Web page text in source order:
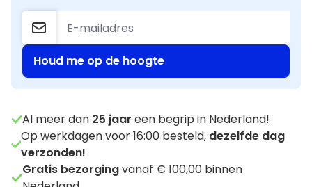
Houd me op de hoogte
Al meer dan 25 jaar een begrip in Nederland!
Op werkdagen voor 16:00 besteld, dezelfde dag
verzonden!
Gratis bezorgingvanaf € 100,00 binnen